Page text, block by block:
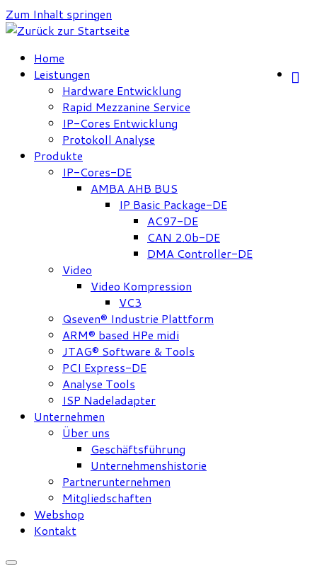
Zum Inhalt springen
Home
Leistungen
Hardware Entwicklung
Rapid Mezzanine Service
IP-Cores Entwicklung
Protokoll Analyse
Produkte
IP-Cores-DE
AMBA AHB BUS
IP Basic Package-DE
AC97-DE
CAN 2.0b-DE
DMA Controller-DE
Video
Video Kompression
VC3
Qseven® Industrie Plattform
ARM® based HPe midi
JTAG® Software & Tools
PCI Express-DE
Analyse Tools
ISP Nadeladapter
Unternehmen
Über uns
Geschäftsführung
Unternehmenshistorie
Partnerunternehmen
Mitgliedschaften
Webshop
Kontakt